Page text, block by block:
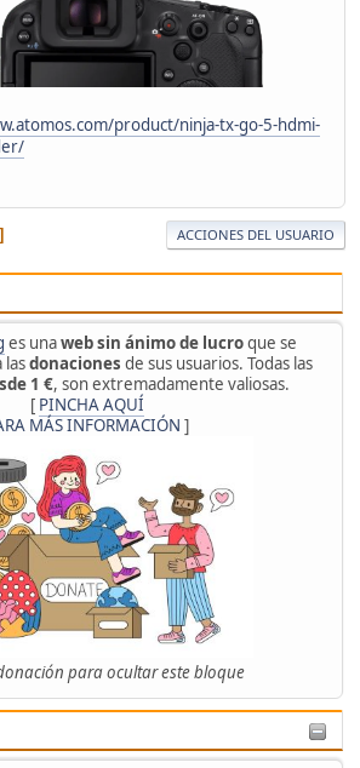
es unaweb sin ánimo de lucroque se
lasdonaciones de sus usuarios. Todas las
1 €, son extremadamente valiosas.
[ PINCHA AQUÍ
MÁS INFORMACIÓN ]
para ocultar este bloque
product/ninja-tx-go-5-hdmi-
ACCIONES DEL USUARIO